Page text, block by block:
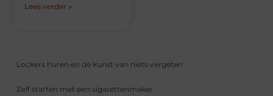
Lees verder »
Lockers huren en de kunst van niets vergeten
Zelf starten met een sigarettenmaker